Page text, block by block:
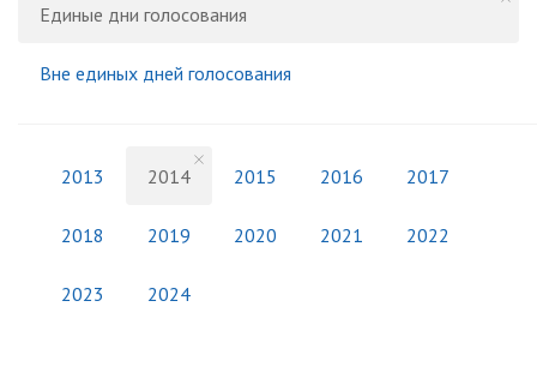
Единые дни голосования
Вне единых дней голосования
2013 2014 2015 2016 2017
2018 2019 2020 2021 2022
2023 2024